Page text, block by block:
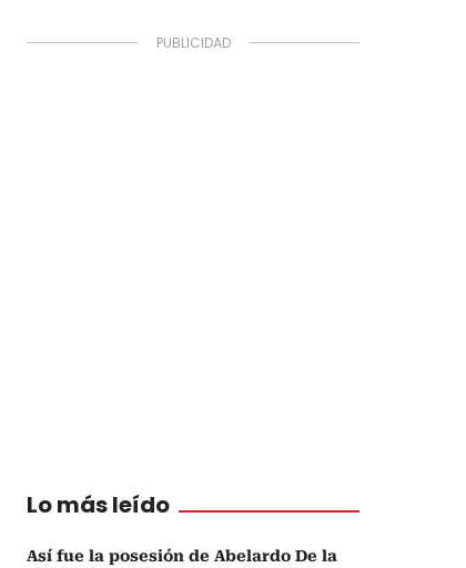
Lo más leído
Así fue la posesión de Abelardo De la